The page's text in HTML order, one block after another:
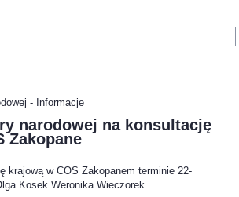
- Informacje
narodowej na konsultację
Zakopane
krajową w COS Zakopanem terminie 22-
Kosek Weronika Wieczorek